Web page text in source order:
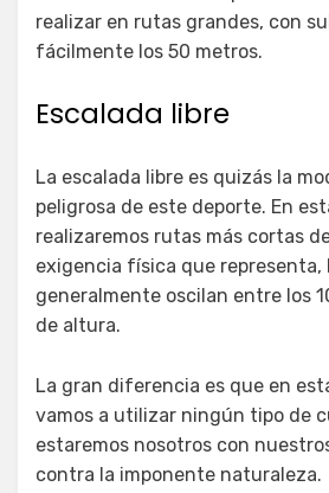
realizar en rutas grandes, con
fácilmente los 50 metros.
Escalada libre
La escalada libre es quizás la
peligrosa de este deporte. En
realizaremos rutas más cortas
exigencia física que representa,
generalmente oscilan entre los
de altura.
La gran diferencia es que en
vamos a utilizar ningún tipo de
estaremos nosotros con
contra la imponente naturaleza.